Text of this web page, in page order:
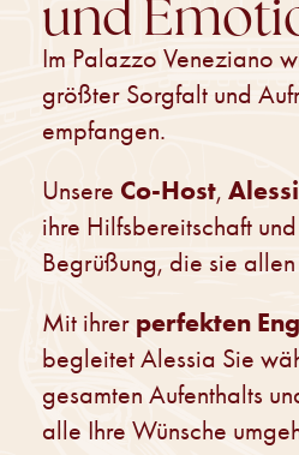
Im Palazzo Veneziano
größter Sorgfalt und
empfangen.
Unsere Co-Host
ihre Hilfsbereitschaft
Begrüßung, die sie allen
Mit ihrer perfekten
begleitet Alessia Sie
gesamten Aufenthalts
alle Ihre Wünsche